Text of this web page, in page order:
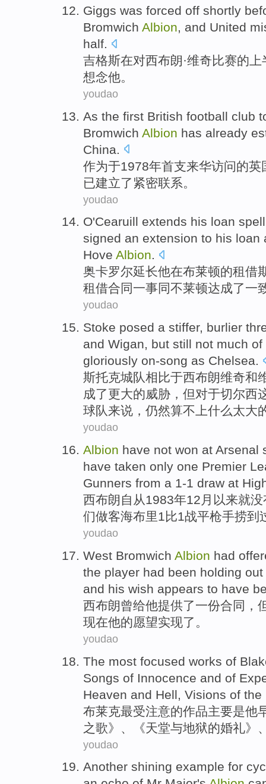
Giggs was forced off shortly
Bromwich Albion, and United
half.
吉格斯在对西布朗·维奇比赛的上
想念他。
youdao
As the first British football club
Bromwich Albion has already
China
作为于1978年首支来华访问的英
已建立了 紧密联系 。
youdao
O'Cearuill extends his loan
signed an extension to his loan
Hove Albion.
奥卡罗尔延长他在布莱顿的租借
租借合同一事同不莱顿达成了一
youdao
Stoke posed a stiffer, burlier
and Wigan, but still not much of
gloriously on-song as Chelsea.
斯托克城队相比于西布朗维奇和
成了更大的威胁 ， 但对于切尔西
球队来说， 仍然算不上什么太大
youdao
Albion have not won at Arsenal
have taken only one Premier
Gunners from a 1-1 draw at
西布朗 自从1983年12月 以来就没
们做客海布里1比1战平枪手捞到
youdao
West Bromwich Albion had
the player had been holding out
and his wish appears to have
西布朗曾给他提供了一份合同 ，
现在他的愿望实现了。
youdao
The most focused works of
Songs of Innocence and of
Heaven and Hell Visions of the
布莱克最受注意的作品主要是他
之歌》、《天堂与地狱的婚礼》
youdao
Another shining example for